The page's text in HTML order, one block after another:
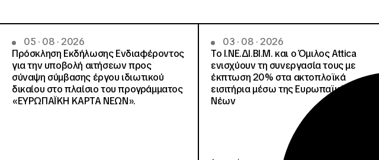
05 · 08 · 2026
Πρόσκληση Εκδήλωσης Ενδιαφέροντος
για την υποβολή αιτήσεων προς
σύναψη σύμβασης έργου ιδιωτικού
δικαίου στο πλαίσιο του προγράμματος
«ΕΥΡΩΠΑΪΚΗ ΚΑΡΤΑ ΝΕΩΝ».
03 · 08 · 2026
Το Ι.ΝΕ.ΔΙ.ΒΙ.Μ. και o Όμιλος Attica
ενισχύουν τη συνεργασία τους με
έκπτωση 20% στα ακτοπλοϊκά
εισιτήρια μέσω της Ευρωπαϊκής Κάρτας
Νέων